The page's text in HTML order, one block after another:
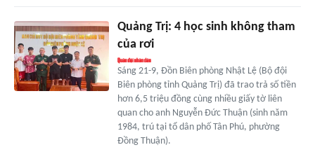
Quảng Trị: 4 học sinh không tham
của rơi
Sáng 21-9, Đồn Biên phòng Nhật Lệ (Bộ đội
Biên phòng tỉnh Quảng Trị) đã trao trả số tiền
hơn 6,5 triệu đồng cùng nhiều giấy tờ liên
quan cho anh Nguyễn Đức Thuận (sinh năm
1984, trú tại tổ dân phố Tân Phú, phường
Đồng Thuận).